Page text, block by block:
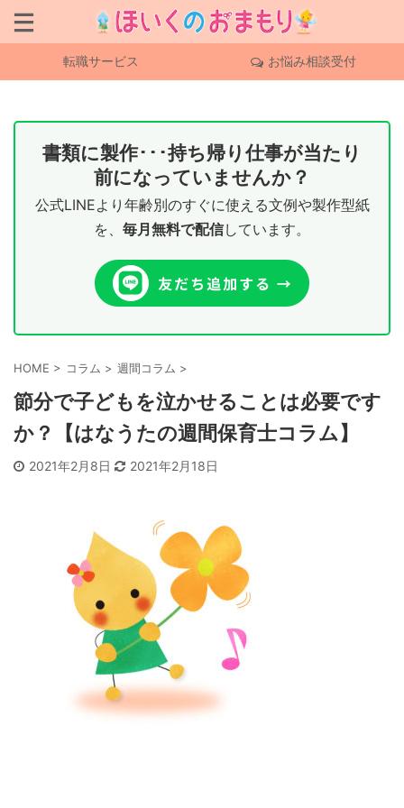
転職サービス お悩み相談受付
書類に製作･･･持ち帰り仕事が当たり
前になっていませんか？
公式LINEより年齢別のすぐに使える文例や製作型紙
を、 毎月無料で配信しています。
HOME > コラム > 週間コラム >
節分で子どもを泣かせることは必要です
か？【はなうたの週間保育士コラム】
2021年2月8日 2021年2月18日